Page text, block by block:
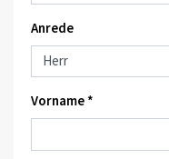
Anrede
Vorname *